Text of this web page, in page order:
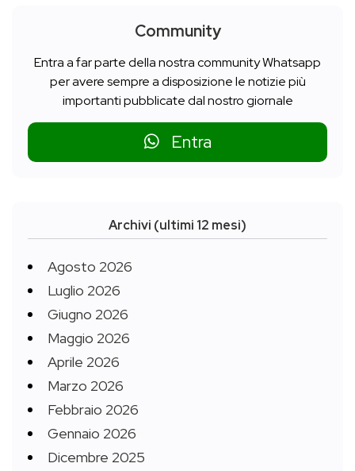
Community
Entra a far parte della nostra community Whatsapp
per avere sempre a disposizione le notizie più
importanti pubblicate dal nostro giornale
Entra
Archivi (ultimi 12 mesi)
Agosto 2026
Luglio 2026
Giugno 2026
Maggio 2026
Aprile 2026
Marzo 2026
Febbraio 2026
Gennaio 2026
Dicembre 2025